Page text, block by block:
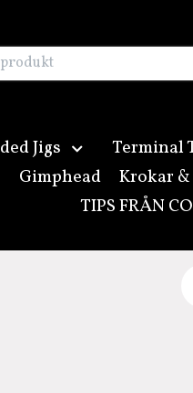
Jigs Terminal
Gimphead Krokar &
TIPS FRÅN